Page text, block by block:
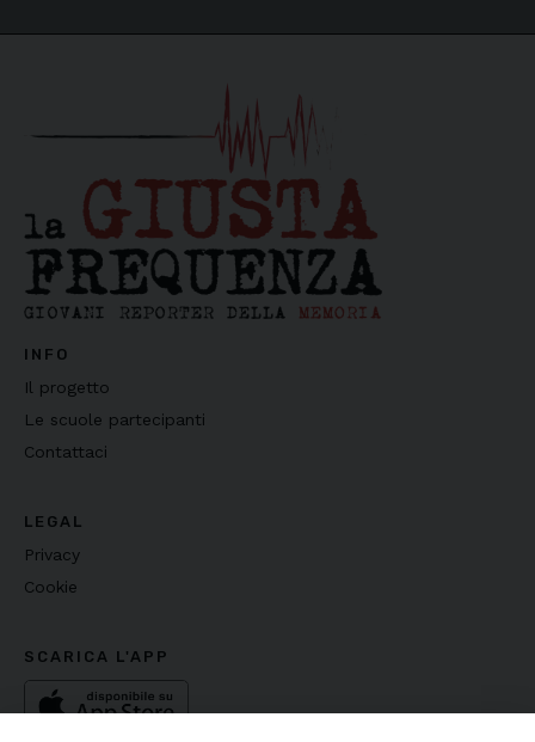
INFO
Il progetto
Le scuole partecipanti
Contattaci
LEGAL
Privacy
Cookie
SCARICA L'APP